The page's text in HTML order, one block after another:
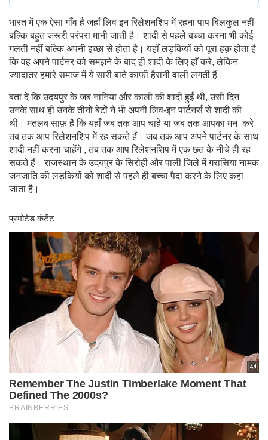
भारत में एक ऐसा गाँव है जहाँ लिव इन रिलेशनशिप में रहना पाप बिलकुल नहीं
बल्कि बहुत जरूरी परंपरा मानी जाती है। शादी से पहले बच्चा करना भी कोई
गलती नहीं बल्कि अपनी इच्छा से होता है। यहाँ लड़कियों को पूरा हक़ होता है
कि वह अपने पार्टनर को समझने के बाद ही शादी के लिए हाँ करे, लेकिन
ज्यादातर हमारे समाज में ये सारी बाते काफ़ी हैरानी वाली लगती हैं।
बता दें कि उदयपुर के जब नानिया और काली की शादी हुई थी, उसी दिन
उनके साथ ही उनके तीनों बेटों ने भी अपनी लिव-इन पार्टनर्स से शादी की
थी। मतलब साफ़ है कि यहाँ जब तक आप चाहे या जब तक आपका मन करे
तब तक आप रिलेशनशिप में रह सकते हैं। जब तक आप अपने पार्टनर के साथ
शादी नहीं करना चाहेंगे , तब तक आप रिलेशनशिप में एक छत के नीचे ही रह
सकते हैं। राजस्थान के उदयपुर के सिरोही और पाली जिले में गरासिया नामक
जनजाति की लड़कियों को शादी से पहले ही बच्चा पैदा करने के लिए कहा
जाता है।